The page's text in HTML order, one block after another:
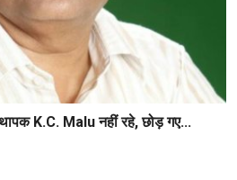
K.C. Malu नहीं रहे, छोड़ गए...